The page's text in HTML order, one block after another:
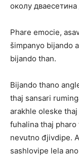
околу дваесетина
Phare emocie,
šimpanyo bijando
bijando than.
Bijando thano
thaj sansari
arakhle oleske
fuhalina thaj
nevutno đjivdipe.
sashlovipe lela